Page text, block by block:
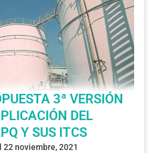
3ª VERSIÓN
DEL
Y SUS ITCS
22 noviembre, 2021